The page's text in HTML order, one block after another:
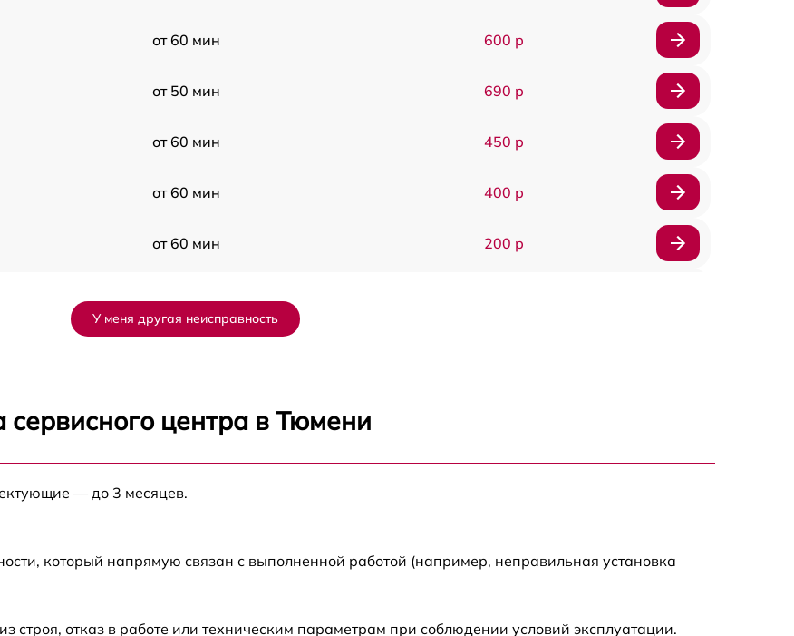
от 60 мин 600 р
от 50 мин 690 р
от 60 мин 450 р
от 60 мин 400 р
от 60 мин 200 р
от 120 мин
У меня другая неисправность
сервисного центра в Тюмени
— до 3 месяцев.
который напрямую связан с выполненной работой (например, неправильная установка
отказ в работе или техническим параметрам при соблюдении условий эксплуатации.